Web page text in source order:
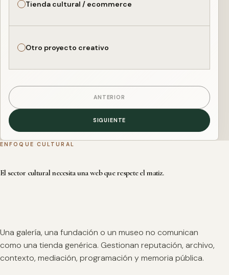
Tienda cultural / ecommerce
Otro proyecto creativo
ANTERIOR
SIGUIENTE
ENFOQUE CULTURAL
El sector cultural necesita una web que respete el matiz.
Una galería, una fundación o un museo no comunican
como una tienda genérica. Gestionan reputación, archivo,
contexto, mediación, programación y memoria pública.